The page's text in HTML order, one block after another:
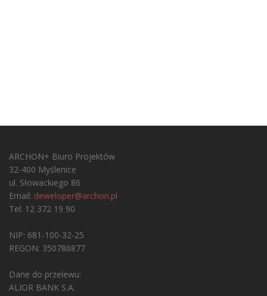
ARCHON+ Biuro Projektów
32-400 Myślenice
ul. Słowackiego 86
Email: deweloper@archon.pl
Tel: 12 372 19 90
NIP: 681-100-32-25
REGON: 350786877
Dane do przelewu:
ALIOR BANK S.A.